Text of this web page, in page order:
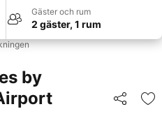
Gäster och rum
2 gäster, 1 rum
by
Dela